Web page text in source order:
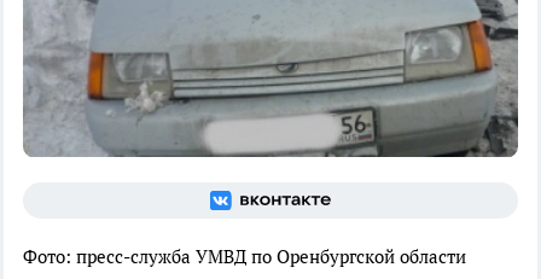
Фото: пресс-служба УМВД по Оренбургской области